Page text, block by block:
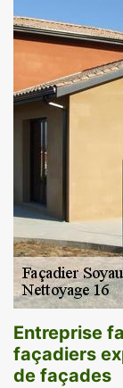
Entreprise
façadiers
de façades